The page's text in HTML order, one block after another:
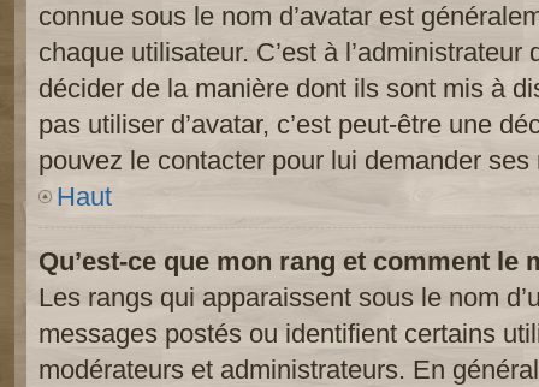
connue sous le nom d’avatar est
chaque utilisateur. C’est à l’administrateur
décider de la manière dont ils sont mis à
pas utiliser d’avatar, c’est peut-être une
pouvez le contacter pour lui demander ses
Haut
Qu’est-ce que mon rang et comment le
Les rangs qui apparaissent sous le nom
messages postés ou identifient certains
modérateurs et administrateurs. En